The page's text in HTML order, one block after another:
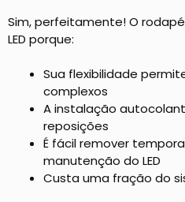
Sim, perfeitamente! O
LED porque:
Sua flexibilidade
complexos
A instalação
reposições
É fácil remover
manutenção do LED
Custa uma fração do